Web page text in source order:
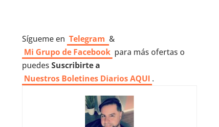
Sígueme en Telegram &
Mi Grupo de Facebook para más ofertas o
puedes Suscribirte a
Nuestros Boletines Diarios AQUI .